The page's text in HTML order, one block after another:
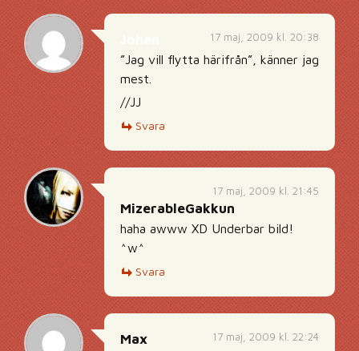
17 maj, 2009 kl. 20:38
”Jag vill flytta härifrån”, känner jag
mest.
//JJ
Svara
17 maj, 2009 kl. 21:45
MizerableGakkun
haha awww XD Underbar bild!
^w^
Svara
17 maj, 2009 kl. 22:24
Max